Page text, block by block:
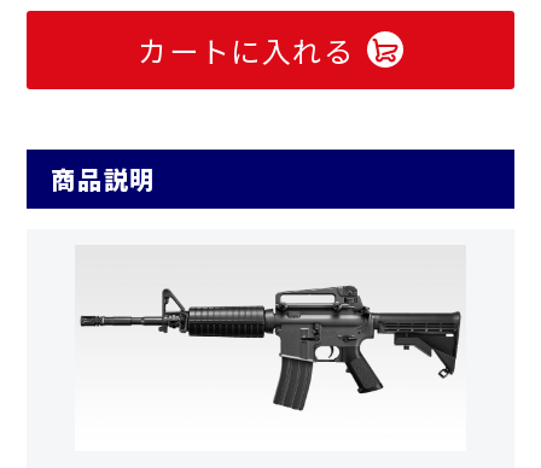
カートに入れる
商品説明